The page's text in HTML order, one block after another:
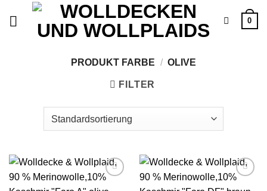
0
PRODUKT FARBE / OLIVE
FILTER